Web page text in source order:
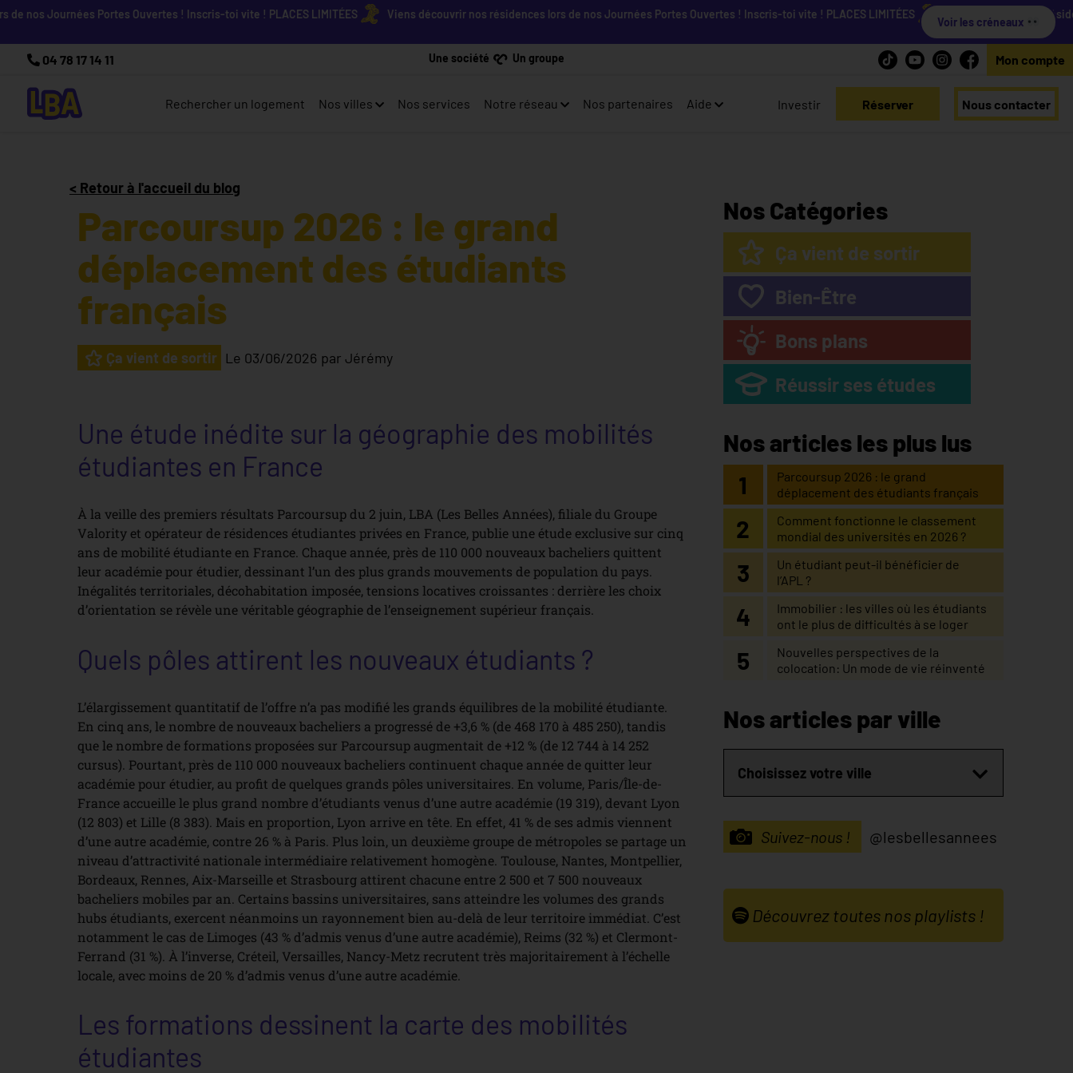
Journées Portes Ouvertes ! Inscris-toi vite ! PLACES LIMITÉES Viens découvrir nos résidences lors de nos Journées Portes Ouvertes ! Inscris-toi vite ! PLACES LIMITÉES Viens découvrir nos
Voir les créneaux
04 78 17 14 11 Une société Un groupe Mon compte
Rechercher un logement Nos villes Nos services Notre réseau Nos partenaires Aide Investir Réserver Nous contacter
< Retour à l'accueil du blog
Parcoursup 2026 : le grand
déplacement des étudiants
français
Ça vient de sortir Le 03/06/2026 par Jérémy
Une étude inédite sur la géographie des mobilités
étudiantes en France
À la veille des premiers résultats Parcoursup du 2 juin, LBA (Les Belles Années), filiale du Groupe
Valority et opérateur de résidences étudiantes privées en France, publie une étude exclusive sur cinq
ans de mobilité étudiante en France. Chaque année, près de 110 000 nouveaux bacheliers quittent
leur académie pour étudier, dessinant l’un des plus grands mouvements de population du pays.
Inégalités territoriales, décohabitation imposée, tensions locatives croissantes : derrière les choix
d’orientation se révèle une véritable géographie de l’enseignement supérieur français.
Quels pôles attirent les nouveaux étudiants ?
L’élargissement quantitatif de l’offre n’a pas modifié les grands équilibres de la mobilité étudiante.
En cinq ans, le nombre de nouveaux bacheliers a progressé de +3,6 % (de 468 170 à 485 250), tandis
que le nombre de formations proposées sur Parcoursup augmentait de +12 % (de 12 744 à 14 252
cursus). Pourtant, près de 110 000 nouveaux bacheliers continuent chaque année de quitter leur
académie pour étudier, au profit de quelques grands pôles universitaires. En volume, Paris/Île-de-
France accueille le plus grand nombre d’étudiants venus d’une autre académie (19 319), devant Lyon
(12 803) et Lille (8 383). Mais en proportion, Lyon arrive en tête. En effet, 41 % de ses admis viennent
d’une autre académie, contre 26 % à Paris. Plus loin, un deuxième groupe de métropoles se partage un
niveau d’attractivité nationale intermédiaire relativement homogène. Toulouse, Nantes, Montpellier,
Bordeaux, Rennes, Aix-Marseille et Strasbourg attirent chacune entre 2 500 et 7 500 nouveaux
bacheliers mobiles par an. Certains bassins universitaires, sans atteindre les volumes des grands
hubs étudiants, exercent néanmoins un rayonnement bien au-delà de leur territoire immédiat. C’est
notamment le cas de Limoges (43 % d’admis venus d’une autre académie), Reims (32 %) et Clermont-
Ferrand (31 %). À l’inverse, Créteil, Versailles, Nancy-Metz recrutent très majoritairement à l’échelle
locale, avec moins de 20 % d’admis venus d’une autre académie.
Les formations dessinent la carte des mobilités
étudiantes
Nos Catégories
Ça vient de sortir
Bien-Être
Bons plans
Réussir ses études
Nos articles les plus lus
Parcoursup 2026 : le grand
déplacement des étudiants français
Comment fonctionne le classement
mondial des universités en 2026 ?
Un étudiant peut-il bénéficier de
l’APL ?
Immobilier : les villes où les étudiants
ont le plus de difficultés à se loger
Nouvelles perspectives de la
colocation: Un mode de vie réinventé
Nos articles par ville
Suivez-nous ! @lesbellesannees
Découvrez toutes nos playlists !